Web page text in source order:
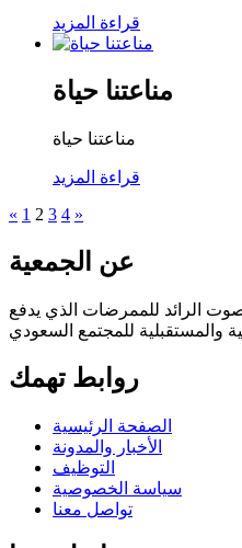
قراءة المزيد
مناعتنا حياة
مناعتنا حياة
قراءة المزيد
« 1 2 3 4 »
عن الجمعية
رؤيتنا هي أن نكون الصوت الرائد للممرضات الذي يدفع
روابط تهمك
الصفحة الرئيسية
الأخبار والمدونة
التوظيف
سياسة الخصوصية
تواصل معنا